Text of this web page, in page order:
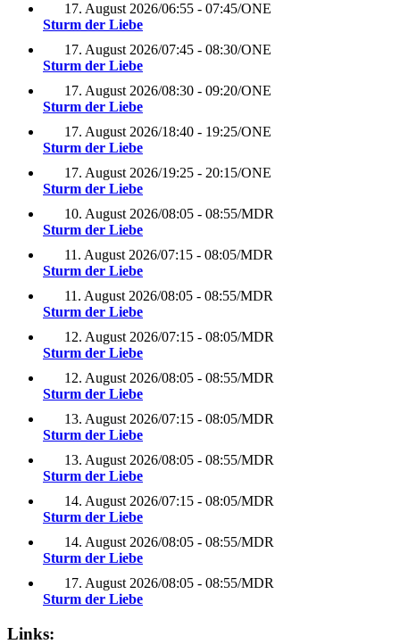
17. August 2026/06:55 - 07:45/ONE
Sturm der Liebe
17. August 2026/07:45 - 08:30/ONE
Sturm der Liebe
17. August 2026/08:30 - 09:20/ONE
Sturm der Liebe
17. August 2026/18:40 - 19:25/ONE
Sturm der Liebe
17. August 2026/19:25 - 20:15/ONE
Sturm der Liebe
10. August 2026/08:05 - 08:55/MDR
Sturm der Liebe
11. August 2026/07:15 - 08:05/MDR
Sturm der Liebe
11. August 2026/08:05 - 08:55/MDR
Sturm der Liebe
12. August 2026/07:15 - 08:05/MDR
Sturm der Liebe
12. August 2026/08:05 - 08:55/MDR
Sturm der Liebe
13. August 2026/07:15 - 08:05/MDR
Sturm der Liebe
13. August 2026/08:05 - 08:55/MDR
Sturm der Liebe
14. August 2026/07:15 - 08:05/MDR
Sturm der Liebe
14. August 2026/08:05 - 08:55/MDR
Sturm der Liebe
17. August 2026/08:05 - 08:55/MDR
Sturm der Liebe
Links: